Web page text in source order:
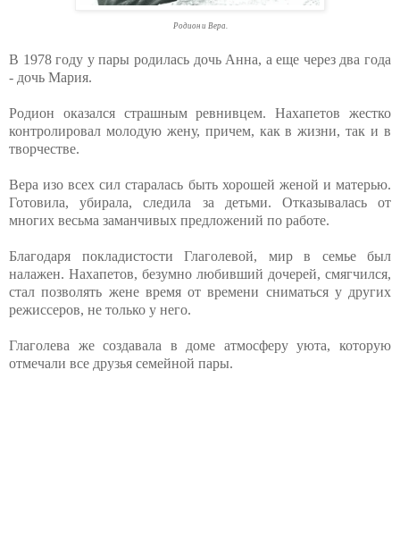
Родион и Вера.
В 1978 году у пары родилась дочь Анна, а еще через два года
- дочь Мария.
Родион оказался страшным ревнивцем. Нахапетов жестко
контролировал молодую жену, причем, как в жизни, так и в
творчестве.
Вера изо всех сил старалась быть хорошей женой и матерью.
Готовила, убирала, следила за детьми. Отказывалась от
многих весьма заманчивых предложений по работе.
Благодаря покладистости Глаголевой, мир в семье был
налажен. Нахапетов, безумно любивший дочерей, смягчился,
стал позволять жене время от времени сниматься у других
режиссеров, не только у него.
Глаголева же создавала в доме атмосферу уюта, которую
отмечали все друзья семейной пары.